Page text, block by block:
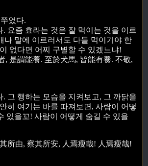
었다.
. 요즘 효라는 것은 잘 먹이는 것을 이르
나 말에 이르러서도 다들 먹이기야 한
없다면 어찌 구별할 수 있겠느냐!
, 是謂能養. 至於犬馬, 皆能有養. 不敬,
. 그 행하는 모습을 지켜보고, 그 까닭을
히 여기는 바를 따져보면, 사람이 어떻
있을꼬! 사람이 어떻게 숨길 수 있을
所由, 察其所安, 人焉瘦哉! 人焉瘦哉!